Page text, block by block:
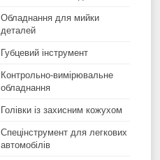
Обладнання для мийки
деталей
Губцевий інструмент
Контрольно-вимірювальне
обладнання
Голівки із захисним кожухом
Спецінструмент для легкових
автомобілів